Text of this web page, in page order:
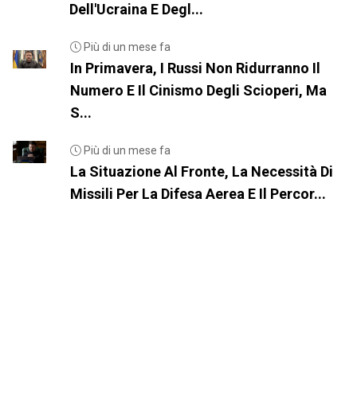
Dell'Ucraina E Degl...
Più di un mese fa
In Primavera, I Russi Non Ridurranno Il
Numero E Il Cinismo Degli Scioperi, Ma
S...
Più di un mese fa
La Situazione Al Fronte, La Necessità Di
Missili Per La Difesa Aerea E Il Percor...